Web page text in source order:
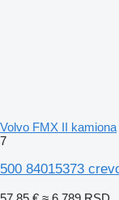
Volvo FMX II kamiona
7
500 84015373